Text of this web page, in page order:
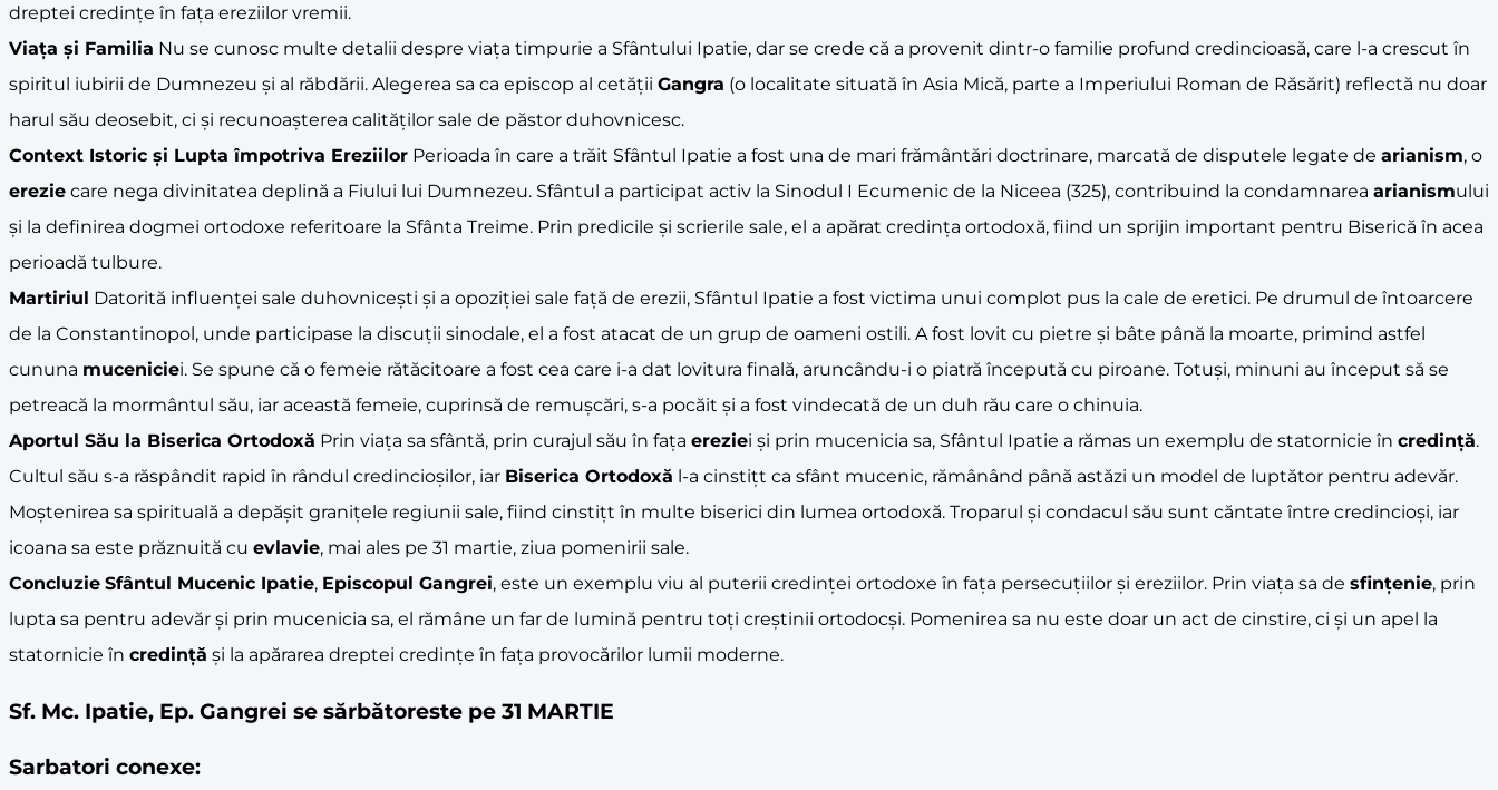
dreptei credințe în fața ereziilor vremii.
Viața și Familia Nu se cunosc multe detalii despre viața timpurie a Sfântului Ipatie, dar se crede că a provenit dintr-o familie profund credincioasă, care l-a crescut în
spiritul iubirii de Dumnezeu și al răbdării. Alegerea sa ca episcop al cetății Gangra (o localitate situată în Asia Mică, parte a Imperiului Roman de Răsărit) reflectă nu doar
harul său deosebit, ci și recunoașterea calităților sale de păstor duhovnicesc.
Context Istoric și Lupta împotriva Ereziilor Perioada în care a trăit Sfântul Ipatie a fost una de mari frământări doctrinare, marcată de disputele legate de arianism, o
erezie care nega divinitatea deplină a Fiului lui Dumnezeu. Sfântul a participat activ la Sinodul I Ecumenic de la Niceea (325), contribuind la condamnarea arianismului
și la definirea dogmei ortodoxe referitoare la Sfânta Treime. Prin predicile și scrierile sale, el a apărat credința ortodoxă, fiind un sprijin important pentru Biserică în acea
perioadă tulbure.
Martiriul Datorită influenței sale duhovnicești și a opoziției sale față de erezii, Sfântul Ipatie a fost victima unui complot pus la cale de eretici. Pe drumul de întoarcere
de la Constantinopol, unde participase la discuții sinodale, el a fost atacat de un grup de oameni ostili. A fost lovit cu pietre și bâte până la moarte, primind astfel
cununa muceniciei. Se spune că o femeie rătăcitoare a fost cea care i-a dat lovitura finală, aruncându-i o piatră începută cu piroane. Totuși, minuni au început să se
petreacă la mormântul său, iar această femeie, cuprinsă de remușcări, s-a pocăit și a fost vindecată de un duh rău care o chinuia.
Aportul Său la Biserica Ortodoxă Prin viața sa sfântă, prin curajul său în fața ereziei și prin mucenicia sa, Sfântul Ipatie a rămas un exemplu de statornicie în credință.
Cultul său s-a răspândit rapid în rândul credincioșilor, iar Biserica Ortodoxă l-a cinstițt ca sfânt mucenic, rămânând până astăzi un model de luptător pentru adevăr.
Moștenirea sa spirituală a depășit granițele regiunii sale, fiind cinstițt în multe biserici din lumea ortodoxă. Troparul și condacul său sunt căntate între credincioși, iar
icoana sa este prăznuită cu evlavie, mai ales pe 31 martie, ziua pomenirii sale.
Concluzie Sfântul Mucenic Ipatie, Episcopul Gangrei, este un exemplu viu al puterii credinței ortodoxe în fața persecuțiilor și ereziilor. Prin viața sa de sfințenie, prin
lupta sa pentru adevăr și prin mucenicia sa, el rămâne un far de lumină pentru toți creștinii ortodocși. Pomenirea sa nu este doar un act de cinstire, ci și un apel la
statornicie în credință și la apărarea dreptei credințe în fața provocărilor lumii moderne.
Sf. Mc. Ipatie, Ep. Gangrei se sărbătoreste pe 31 MARTIE
Sarbatori conexe: